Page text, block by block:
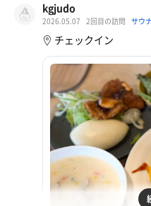
リゾート地のオールイ
む人間は少ない。これ
いう空気を感じてきた。
だからこそ。
ただ“見かけただけ”の
同じ時間を共有したわ
り際に視界に入っただ
それでも、この場所に
るには十分だった。
小さな発見と、いくつ
い。
そんな夜だった。
蓄積した身体にも容赦
スタイルではないが、
意されており、最低限
はないが、しっかり“
水風呂はおそらく水道
ないが、熱を受けた身
帯で、じわりと芯まで
外気浴は、浜名湖エリ
て、過剰な演出がなく
ウナでありながら、最
しっかり感じられる。
kgjudo
2026.05.07 2回目の訪問 サウ
チェックイン